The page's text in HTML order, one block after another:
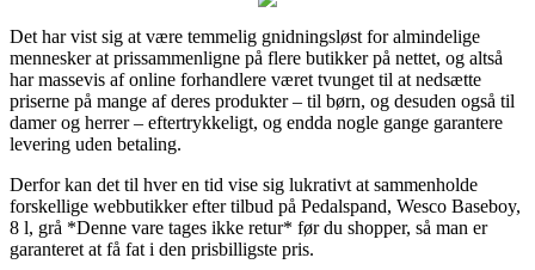
Det har vist sig at være temmelig gnidningsløst for almindelige
mennesker at prissammenligne på flere butikker på nettet, og altså
har massevis af online forhandlere været tvunget til at nedsætte
priserne på mange af deres produkter – til børn, og desuden også til
damer og herrer – eftertrykkeligt, og endda nogle gange garantere
levering uden betaling.
Derfor kan det til hver en tid vise sig lukrativt at sammenholde
forskellige webbutikker efter tilbud på Pedalspand, Wesco Baseboy,
8 l, grå *Denne vare tages ikke retur* før du shopper, så man er
garanteret at få fat i den prisbilligste pris.